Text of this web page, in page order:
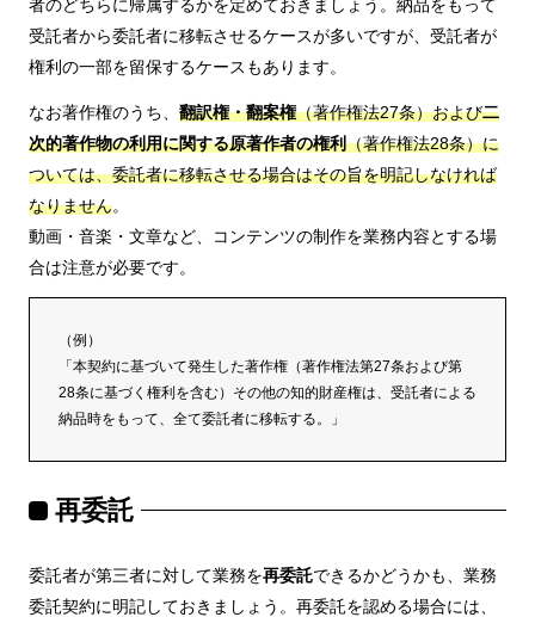
者のどちらに帰属するかを定めておきましょう。納品をもって
受託者から委託者に移転させるケースが多いですが、受託者が
権利の一部を留保するケースもあります。
なお著作権のうち、 翻訳権・翻案権（著作権法27条）および二
次的著作物の利用に関する原著作者の権利（著作権法28条）に
ついては、委託者に移転させる場合はその旨を明記しなければ
なりません。
動画・音楽・文章など、コンテンツの制作を業務内容とする場
合は注意が必要です。
（例）
「本契約に基づいて発生した著作権（著作権法第27条および第
28条に基づく権利を含む）その他の知的財産権は、受託者による
納品時をもって、全て委託者に移転する。」
再委託
委託者が第三者に対して業務を再委託できるかどうかも、業務
委託契約に明記しておきましょう。再委託を認める場合には、